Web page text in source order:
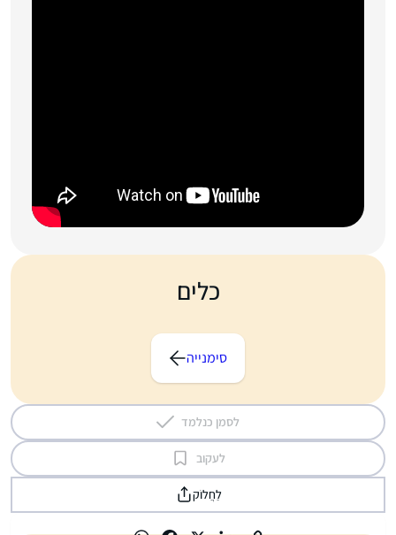
כלים
סימנייה
לסמן כנלמד
לעקוב
לַחֲלוֹק